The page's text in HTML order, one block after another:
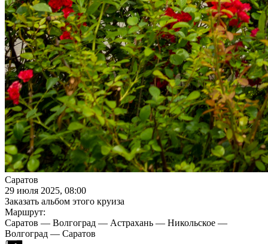
Саратов
29 июля 2025, 08:00
Заказать альбом этого круиза
Маршрут:
Саратов — Волгоград — Астрахань — Никольское —
Волгоград — Саратов